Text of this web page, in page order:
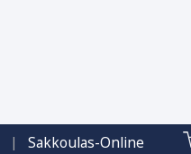
| Sakkoulas-Online